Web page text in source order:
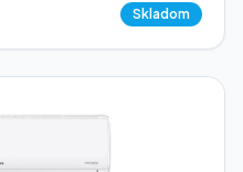
Skladom